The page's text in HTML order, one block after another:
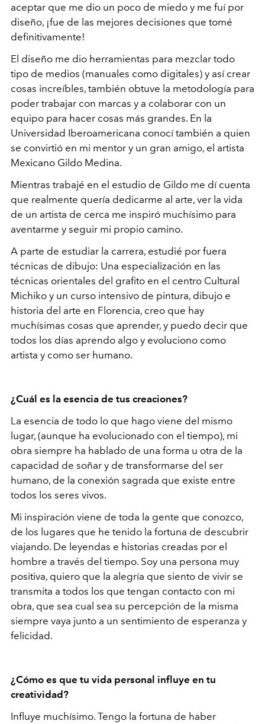
aceptar que me dio un poco de miedo y me fuí por
diseño, ¡fue de las mejores decisiones que tomé
definitivamente!
El diseño me dio herramientas para mezclar todo
tipo de medios (manuales como digitales) y así crear
cosas increíbles, también obtuve la metodología para
poder trabajar con marcas y a colaborar con un
equipo para hacer cosas más grandes. En la
Universidad Iberoamericana conocí también a quien
se convirtió en mi mentor y un gran amigo, el artista
Mexicano Gildo Medina.
Mientras trabajé en el estudio de Gildo me dí cuenta
que realmente quería dedicarme al arte, ver la vida
de un artista de cerca me inspiró muchísimo para
aventarme y seguir mi propio camino.
A parte de estudiar la carrera, estudié por fuera
técnicas de dibujo: Una especialización en las
técnicas orientales del grafito en el centro Cultural
Michiko y un curso intensivo de pintura, dibujo e
historia del arte en Florencia, creo que hay
muchísimas cosas que aprender, y puedo decir que
todos los días aprendo algo y evoluciono como
artista y como ser humano.
¿Cuál es la esencia de tus creaciones?
La esencia de todo lo que hago viene del mismo
lugar, (aunque ha evolucionado con el tiempo), mi
obra siempre ha hablado de una forma u otra de la
capacidad de soñar y de transformarse del ser
humano, de la conexión sagrada que existe entre
todos los seres vivos.
Mi inspiración viene de toda la gente que conozco,
de los lugares que he tenido la fortuna de descubrir
viajando. De leyendas e historias creadas por el
hombre a través del tiempo. Soy una persona muy
positiva, quiero que la alegría que siento de vivir se
transmita a todos los que tengan contacto con mi
obra, que sea cual sea su percepción de la misma
siempre vaya junto a un sentimiento de esperanza y
felicidad.
¿Cómo es que tu vida personal influye en tu
creatividad?
Influye muchísimo. Tengo la fortuna de haber